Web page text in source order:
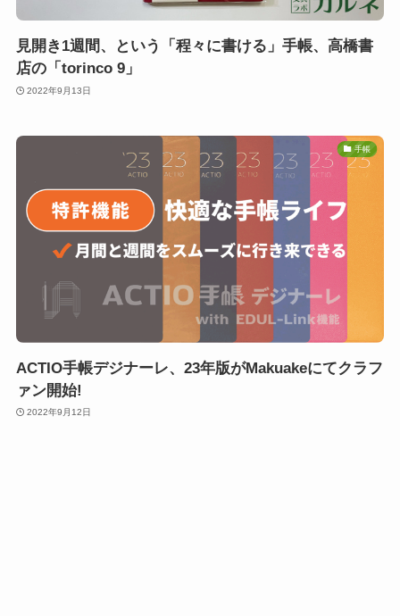
見開き1週間、という「程々に書ける」手帳、高橋書
店の「torinco 9」
2022年9月13日
手帳
ACTIO手帳デジナーレ、23年版がMakuakeにてクラフ
ァン開始!
2022年9月12日